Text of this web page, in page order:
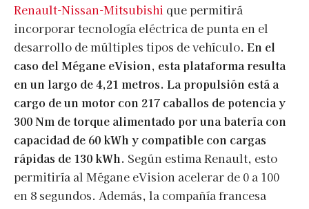
Renault-Nissan-Mitsubishi que permitirá
incorporar tecnología eléctrica de punta en el
desarrollo de múltiples tipos de vehículo. En el
caso del Mégane eVision, esta plataforma resulta
en un largo de 4,21 metros. La propulsión está a
cargo de un motor con 217 caballos de potencia y
300 Nm de torque alimentado por una batería con
capacidad de 60 kWh y compatible con cargas
rápidas de 130 kWh. Según estima Renault, esto
permitiría al Mégane eVision acelerar de 0 a 100
en 8 segundos. Además, la compañía francesa